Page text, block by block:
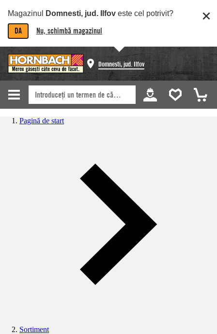
Magazinul Domnesti, jud. Ilfov este cel potrivit?
DA Nu, schimbă magazinul
Domnesti, jud. Ilfov
Pagină de start
Sortiment